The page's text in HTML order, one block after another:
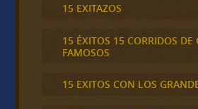
15 EXITAZOS
15 ÉXITOS 15 CORRIDOS DE
FAMOSOS
15 EXITOS CON LOS